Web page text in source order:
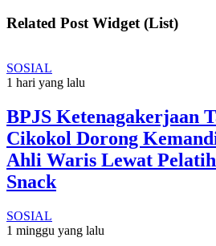
Related Post Widget (List)
SOSIAL
1 hari yang lalu
BPJS Ketenagakerjaan
Cikokol Dorong
Ahli Waris Lewat
Snack
SOSIAL
1 minggu yang lalu